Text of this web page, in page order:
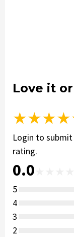
Love it
★★★★
Login to submit
rating.
0.0
5
4
3
2